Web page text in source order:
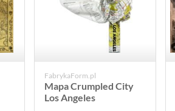
FabrykaForm.pl
Mapa Crumpled City
Los Angeles